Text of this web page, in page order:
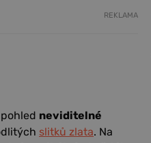
REKLAMA
neviditelné
slitků zlata. Na